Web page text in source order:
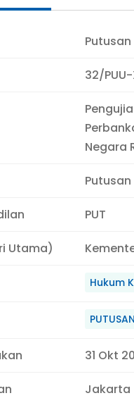
32/
Negara
PUT
Utama)
Hukum
31 Okt
Jakarta